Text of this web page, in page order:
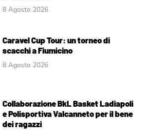
8 Agosto 2026
Caravel Cup Tour: un torneo di
scacchi a Fiumicino
8 Agosto 2026
Collaborazione BkL Basket Ladiapoli
e Polisportiva Valcanneto per il bene
dei ragazzi